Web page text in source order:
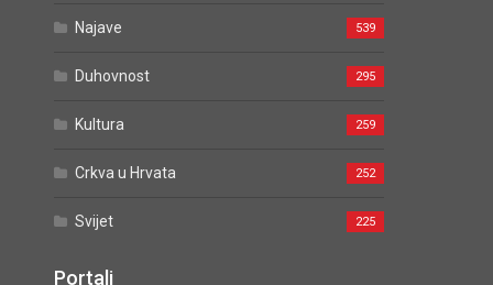
Najave 539
Duhovnost 295
Kultura 259
Crkva u Hrvata 252
Svijet 225
Portali